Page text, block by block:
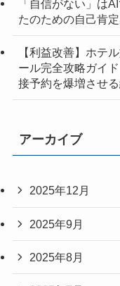
「自信がない」は
たのための自己肯
【利益改善】ホテ
ール完全攻略ガイ
接予約を爆増させ
アーカイブ
2025年12月
2025年9月
2025年8月